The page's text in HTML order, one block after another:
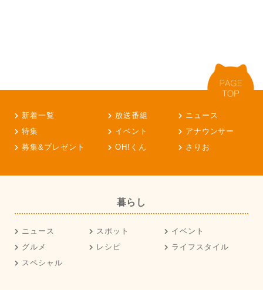
新着一覧 放送番組
ニュース
特集
イベント
アナウンサー
募集&プレゼント
OH!くん さりお
暮らし
ニュース スポット
イベント
グルメ
レシピ
ライフスタイル
スペシャル